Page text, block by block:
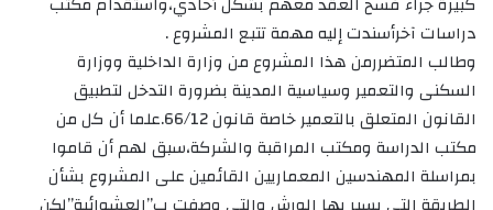
دراسات آخرأسندت إليه مهمة تتبع المشروع .
وطالب المتضررمن هذا المشروع من وزارة الداخلية ووزارة
السكنى والتعمير وسياسية المدينة بضرورة التدخل لتطبيق
القانون المتعلق بالتعمير خاصة قانون 66/12.علما أن كل من
مكتب الدراسة ومكتب المراقبة والشركة،سبق لهم أن قاموا
بمراسلة المهندسين المعماريين القائمين على المشروع بشأن